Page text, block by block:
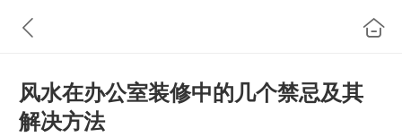
风水在办公室装修中的几个禁忌及其
解决方法